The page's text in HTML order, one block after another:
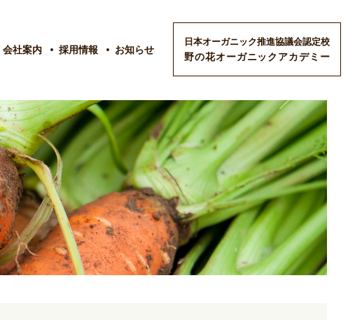
会社案内 採用情報 お知らせ
日本オーガニック推進協議会認定校
野の花オーガニックアカデミー